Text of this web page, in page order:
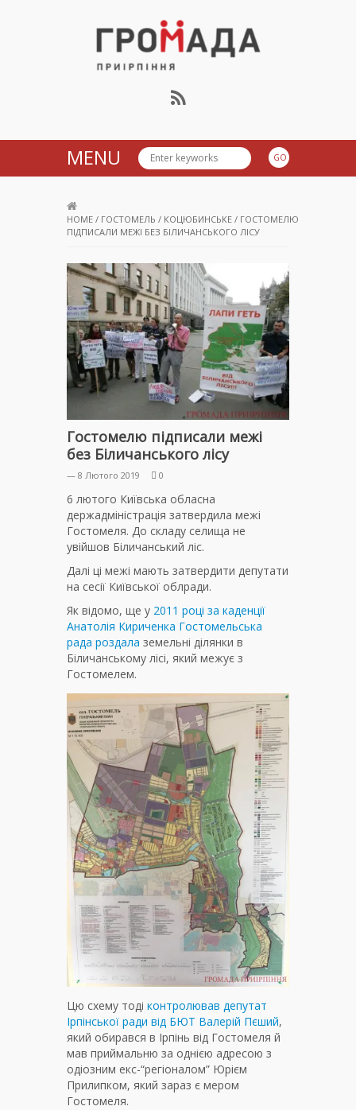
Громада Приірпіння
MENU
HOME / ГОСТОМЕЛЬ / КОЦЮБИНСЬКЕ / ГОСТОМЕЛЮ
ПІДПИСАЛИ МЕЖІ БЕЗ БІЛИЧАНСЬКОГО ЛІСУ
Гостомелю підписали межі
без Біличанського лісу
— 8 Лютого 2019 0
6 лютого Київська обласна
держадміністрація затвердила межі
Гостомеля. До складу селища не
увійшов Біличанський ліс.
Далі ці межі мають затвердити депутати
на сесії Київської облради.
Як відомо, ще у 2011 році за каденції
Анатолія Кириченка Гостомельська
рада роздала земельні ділянки в
Біличанському лісі, який межує з
Гостомелем.
Цю схему тоді контролював депутат
Ірпінської ради від БЮТ Валерій Пєший,
який обирався в Ірпінь від Гостомеля й
мав приймальню за однією адресою з
одіозним екс-“регіоналом” Юрієм
Прилипком, який зараз є мером
Гостомеля.